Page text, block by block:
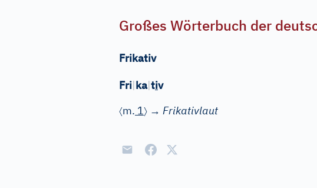
Großes Wörterbuch der
Frikativ
Fri|ka|tiv
〈m. 1〉 → Frikativlaut